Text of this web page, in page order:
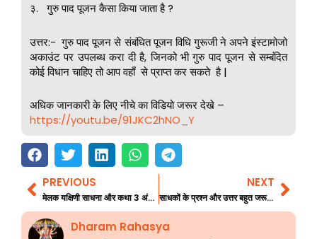
३. गुरु पाद पूजन कैसा किया जाता है ?
उत्तर:- गुरु पाद पूजन से संबंधित पूजन विधि गुरूजी ने अपने इंस्टामोजो
अकाउंट पर उपलब्ध करा दी है, जिनको भी गुरु पाद पूजन से सम्बंदित
कोई विधान चाहिए तो आप वहाँ से प्राप्त कर सकते है |
अधिक जानकारी के लिए नीचे का विडियो जरूर देखे –
https://youtu.be/91JKC2hNO_Y
Prev
PREVIOUS
मेलक यक्षिणी साधना और कथा 3 अंतिम भाग
NEXT
साधकों के प्रश्न और उत्तर बहुत जरूरी जानकारी 149
Dharam Rahasya